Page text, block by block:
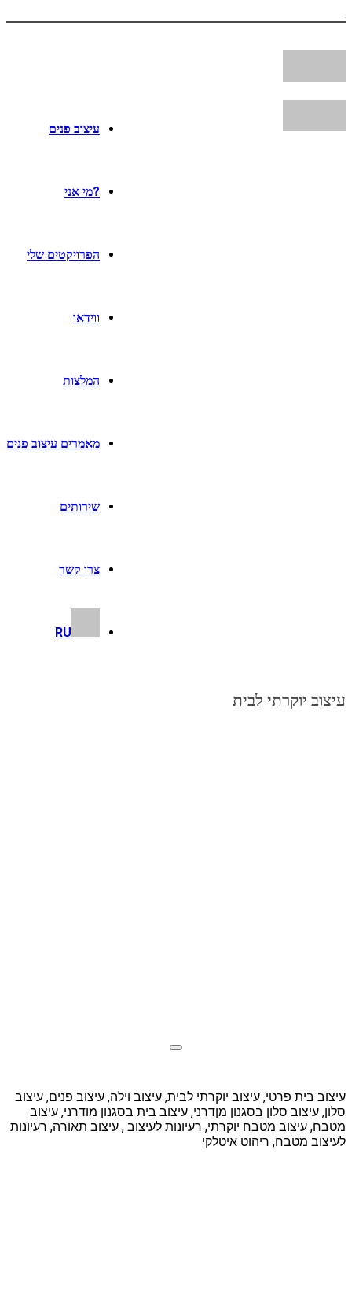
עיצוב פנים
?מי אני
הפרויקטים שלי
ווידאו
המלצות
מאמרים עיצוב פנים
שירותים
צרו קשר
RU
עיצוב יוקרתי לבית
עיצוב בית פרטי, עיצוב יוקרתי לבית, עיצוב וילה, עיצוב פנים, עיצוב
סלון, עיצוב סלון בסגנון מןדרני, עיצוב בית בסגנון מודרני, עיצוב
מטבח, עיצוב מטבח יוקרתי, רעיונות לעיצוב , עיצוב תאורה, רעיונות
לעיצוב מטבח, ריהוט איטלקי